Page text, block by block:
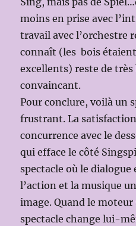
moins en prise avec
travail avec l’orchestre
connaît (les bois
excellents) reste de
convaincant.
Pour conclure, voilà un
frustrant. La
concurrence avec le
qui efface le côté
spectacle où le dialogue
l’action et la musique
image. Quand le
spectacle change lui-